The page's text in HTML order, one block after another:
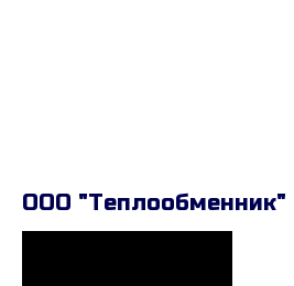
ООО "Теплообменник"